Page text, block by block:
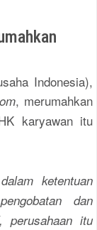
Indonesia),
, merumahkan
karyawan itu
ketentuan
dan
perusahaan itu